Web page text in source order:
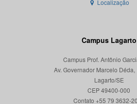
Localização
Campus Lagarto
Campus Prof. Antônio
Av. Governador Marcelo Déda,
Lagarto/SE
CEP 49400-000